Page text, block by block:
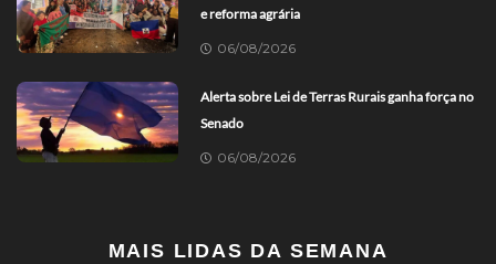
e reforma agrária
06/08/2026
Alerta sobre Lei de Terras Rurais ganha força no
Senado
06/08/2026
MAIS LIDAS DA SEMANA